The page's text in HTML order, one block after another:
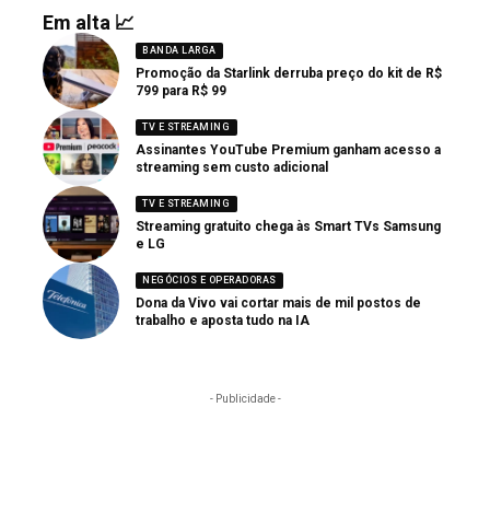
Em alta 📈
BANDA LARGA
Promoção da Starlink derruba preço do kit de R$
799 para R$ 99
TV E STREAMING
Assinantes YouTube Premium ganham acesso a
streaming sem custo adicional
TV E STREAMING
Streaming gratuito chega às Smart TVs Samsung
e LG
NEGÓCIOS E OPERADORAS
Dona da Vivo vai cortar mais de mil postos de
trabalho e aposta tudo na IA
- Publicidade -